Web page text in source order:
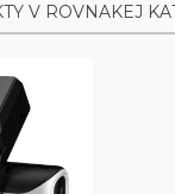
V ROVNAKEJ